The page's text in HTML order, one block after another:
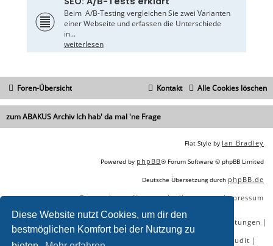
Diese Website nutzt Cookies, um dir den
bestmöglichen Komfort bei der Nutzung zu
Beim A/B-Testing vergleichen Sie zwei Varianten
einer Webseite und erfassen die Unterschiede
in...
weiterlesen
Foren-Übersicht Alle Cookies löschen
Kontakt
zum ABAKUS Archiv Ich hab' da mal 'ne Frage
Flat Style by Ian Bradley
Powered by phpBB® Forum Software © phpBB Limited
Deutsche Übersetzung durch phpBB.de
Datenschutz|Nutzungsbedingungen|Impressum
SEO Online Tools SEO Dienstleistungen |
SEO Workshops | SEO Beratung SEO Audit |